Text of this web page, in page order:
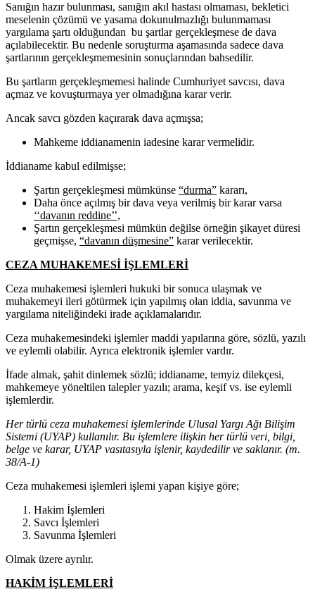
Sanığın hazır bulunması, sanığın akıl hastası olmaması, bekletici
meselenin çözümü ve yasama dokunulmazlığı bulunmaması
yargılama şartı olduğundan bu şartlar gerçekleşmese de dava
açılabilecektir. Bu nedenle soruşturma aşamasında sadece dava
şartlarının gerçekleşmemesinin sonuçlarından bahsedilir.
Bu şartların gerçekleşmemesi halinde Cumhuriyet savcısı, dava
açmaz ve kovuşturmaya yer olmadığına karar verir.
Ancak savcı gözden kaçırarak dava açmışsa;
Mahkeme iddianamenin iadesine karar vermelidir.
İddianame kabul edilmişse;
Şartın gerçekleşmesi mümkünse “durma” kararı,
Daha önce açılmış bir dava veya verilmiş bir karar varsa
‘‘davanın reddine’’,
Şartın gerçekleşmesi mümkün değilse örneğin şikayet düresi
geçmişse, “davanın düşmesine” karar verilecektir.
CEZA MUHAKEMESİ İŞLEMLERİ
Ceza muhakemesi işlemleri hukuki bir sonuca ulaşmak ve
muhakemeyi ileri götürmek için yapılmış olan iddia, savunma ve
yargılama niteliğindeki irade açıklamalarıdır.
Ceza muhakemesindeki işlemler maddi yapılarına göre, sözlü, yazılı
ve eylemli olabilir. Ayrıca elektronik işlemler vardır.
İfade almak, şahit dinlemek sözlü; iddianame, temyiz dilekçesi,
mahkemeye yöneltilen talepler yazılı; arama, keşif vs. ise eylemli
işlemlerdir.
Her türlü ceza muhakemesi işlemlerinde Ulusal Yargı Ağı Bilişim
Sistemi (UYAP) kullanılır. Bu işlemlere ilişkin her türlü veri, bilgi,
belge ve karar, UYAP vasıtasıyla işlenir, kaydedilir ve saklanır. (m.
38/A-1)
Ceza muhakemesi işlemleri işlemi yapan kişiye göre;
Hakim İşlemleri
Savcı İşlemleri
Savunma İşlemleri
Olmak üzere ayrılır.
HAKİM İŞLEMLERİ